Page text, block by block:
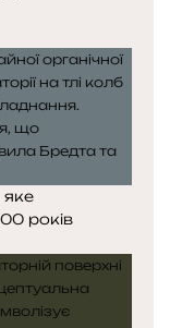
яке
років